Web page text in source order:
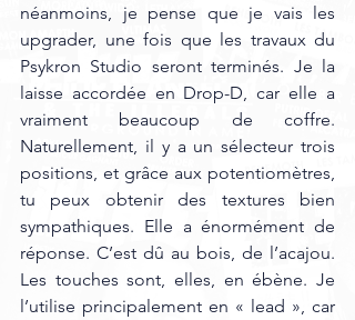
néanmoins, je pense que je vais les
upgrader, une fois que les travaux du
Psykron Studio seront terminés. Je la
laisse accordée en Drop-D, car elle a
vraiment beaucoup de coffre.
Naturellement, il y a un sélecteur trois
positions, et grâce aux potentiomètres,
tu peux obtenir des textures bien
sympathiques. Elle a énormément de
réponse. C’est dû au bois, de l’acajou.
Les touches sont, elles, en ébène. Je
l’utilise principalement en « lead », car